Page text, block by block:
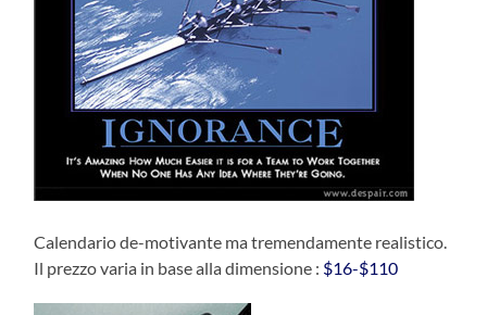
Calendario de-motivante ma tremendamente realistico.
Il prezzo varia in base alla dimensione : $16-$110